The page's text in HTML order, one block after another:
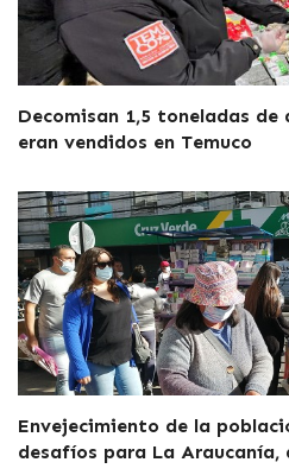
Decomisan 1,5 toneladas
eran vendidos en Temuco
Envejecimiento de la
desafíos para La Araucanía,